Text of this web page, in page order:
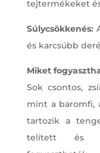
tejtermékeket
Súlycsökkenés:
és karcsúbb
Miket
Sok csontos,
mint a baromfi,
tartozik a
telített és